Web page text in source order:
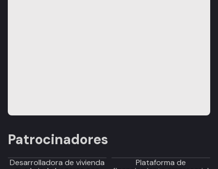
Patrocinadores
Desarrolladora de vivienda
Plataforma de